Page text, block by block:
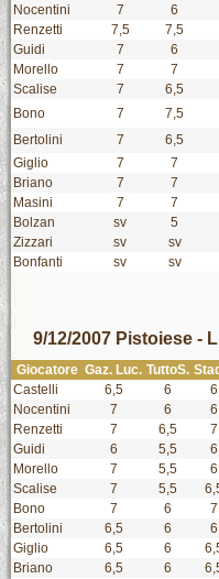
Nocentini
7 6
Renzetti
7,5 7,5
Guidi
7 6
Morello
7 7
Scalise
7 6,5
Bono
7 7,5
Bertolini
7 6,5
Giglio
7 7
Briano
7 7
Masini
7 7
Bolzan
sv 5
Zizzari
sv sv
Bonfanti
sv sv
9/12/2007 Pistoiese -
Giocatore Gaz. Luc. TuttoS.
Castelli
6,5 6 6
Nocentini
7 6 6
Renzetti
7 6,5 7
Guidi
6 5,5 6
Morello
7 5,5 6
Scalise
7 5,5
Bono
7 6 7
Bertolini
6,5 6 6
Giglio
6,5 6
Briano
6,5 6